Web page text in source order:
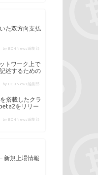
た双方向支払
by BCHNews編集部
トワーク上で
述するための
by BCHNews編集部
搭載したクラ
をリリー
by BCHNews編集部
新規上場情報